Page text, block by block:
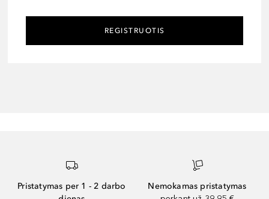
REGISTRUOTIS
Pristatymas per 1 - 2 darbo
Nemokamas pristatymas